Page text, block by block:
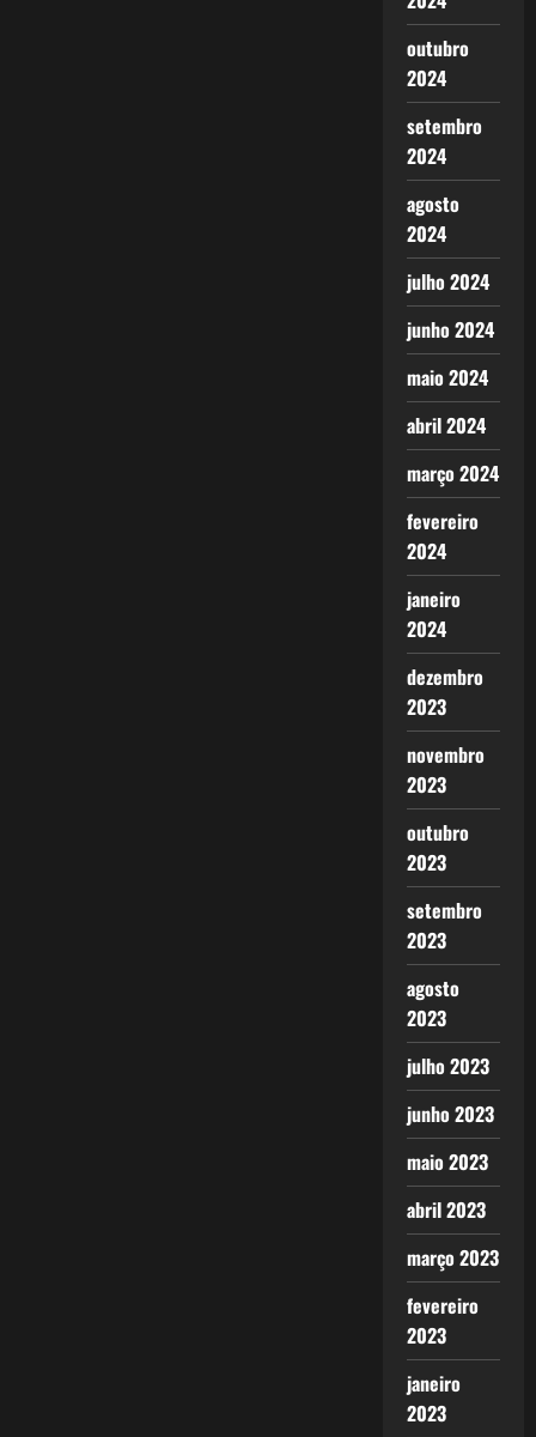
outubro
2024
setembro
2024
agosto
2024
julho 2024
junho 2024
maio 2024
abril 2024
março 2024
fevereiro
2024
janeiro
2024
dezembro
2023
novembro
2023
outubro
2023
setembro
2023
agosto
2023
julho 2023
junho 2023
maio 2023
abril 2023
março 2023
fevereiro
2023
janeiro
2023